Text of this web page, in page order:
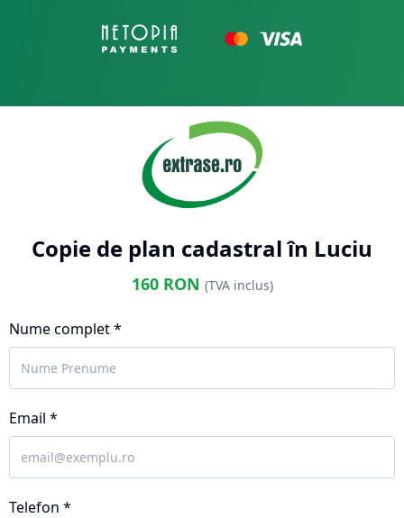
Copie de plan cadastral în Luciu
160RON (TVA inclus)
Nume complet *
Email *
Telefon *